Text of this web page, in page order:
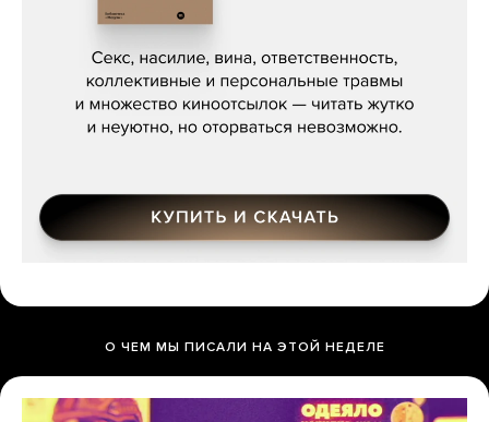
Сергей Кузнецов, «Мясорубка
О ЧЕМ МЫ ПИСАЛИ НА ЭТОЙ НЕДЕЛЕ